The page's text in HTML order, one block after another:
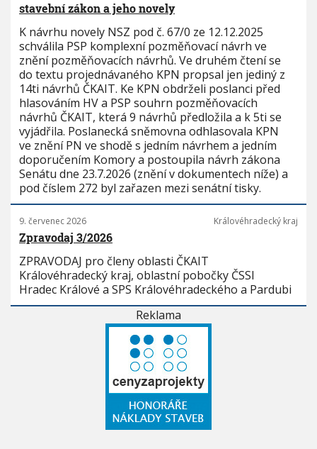
stavební zákon a jeho novely
K návrhu novely NSZ pod č. 67/0 ze 12.12.2025
schválila PSP komplexní pozměňovací návrh ve
znění pozměňovacích návrhů. Ve druhém čtení se
do textu projednávaného KPN propsal jen jediný z
14ti návrhů ČKAIT. Ke KPN obdrželi poslanci před
hlasováním HV a PSP souhrn pozměňovacích
návrhů ČKAIT, která 9 návrhů předložila a k 5ti se
vyjádřila. Poslanecká sněmovna odhlasovala KPN
ve znění PN ve shodě s jedním návrhem a jedním
doporučením Komory a postoupila návrh zákona
Senátu dne 23.7.2026 (znění v dokumentech níže) a
pod číslem 272 byl zařazen mezi senátní tisky.
9. červenec 2026 Královéhradecký kraj
Zpravodaj 3/2026
ZPRAVODAJ pro členy oblasti ČKAIT
Královéhradecký kraj, oblastní pobočky ČSSI
Hradec Králové a SPS Královéhradeckého a Pardubi
Reklama